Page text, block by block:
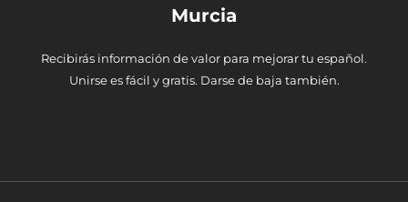
Murcia
Recibirás información de valor para mejorar tu español.
Unirse es fácil y gratis. Darse de baja también.